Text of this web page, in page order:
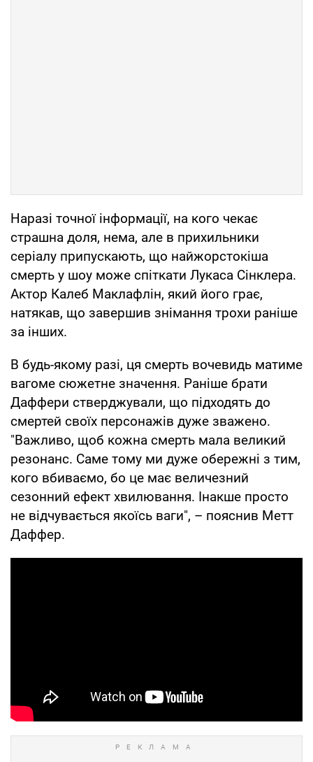
Наразі точної інформації, на кого чекає
страшна доля, нема, але в прихильники
серіалу припускають, що найжорстокіша
смерть у шоу може спіткати Лукаса Сінклера.
Актор Калеб Маклафлін, який його грає,
натякав, що завершив знімання трохи раніше
за інших.
В будь-якому разі, ця смерть вочевидь матиме
вагоме сюжетне значення. Раніше брати
Даффери стверджували, що підходять до
смертей своїх персонажів дуже зважено.
"Важливо, щоб кожна смерть мала великий
резонанс. Саме тому ми дуже обережні з тим,
кого вбиваємо, бо це має величезний
сезонний ефект хвилювання. Інакше просто
не відчувається якоїсь ваги", – пояснив Метт
Даффер.